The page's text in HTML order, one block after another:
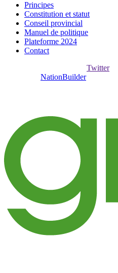
Principes
Constitution et statut
Conseil provincial
Manuel de politique
Plateforme 2024
Contact
Twitterou
NationBuilder